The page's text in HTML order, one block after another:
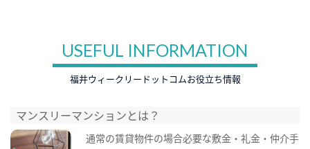
USEFUL INFORMATION
福井ウィークリードットコムお役立ち情報
マンスリーマンションとは？
通常の賃貸物件の場合必要な敷金・礼金・仲介手